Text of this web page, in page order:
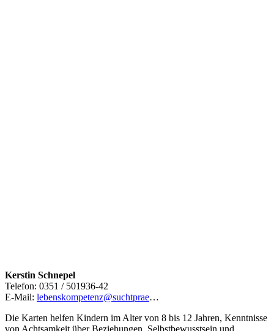
Kerstin Schnepel
Telefon: 0351 / 501936-42
E-Mail: lebenskompetenz@suchtprae…
Die Karten helfen Kindern im Alter von 8 bis 12 Jahren, Kenntnisse